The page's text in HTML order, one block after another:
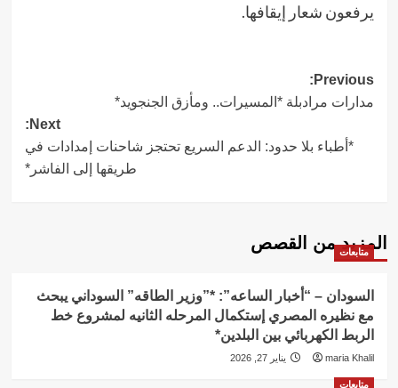
يرفعون شعار إيقافها.
Post
navigation
Previous:
مدارات مرادبلة *المسيرات.. ومأزق الجنجويد*
Next:
*أطباء بلا حدود: الدعم السريع تحتجز شاحنات إمدادات في
طريقها إلى الفاشر*
المزيد من القصص
متابعات
السودان – “أخبار الساعه”: *”وزير الطاقه” السوداني يبحث
مع نظيره المصري إستكمال المرحله الثانيه لمشروع خط
الربط الكهربائي بين البلدين*
maria Khalil يناير 27, 2026
متابعات